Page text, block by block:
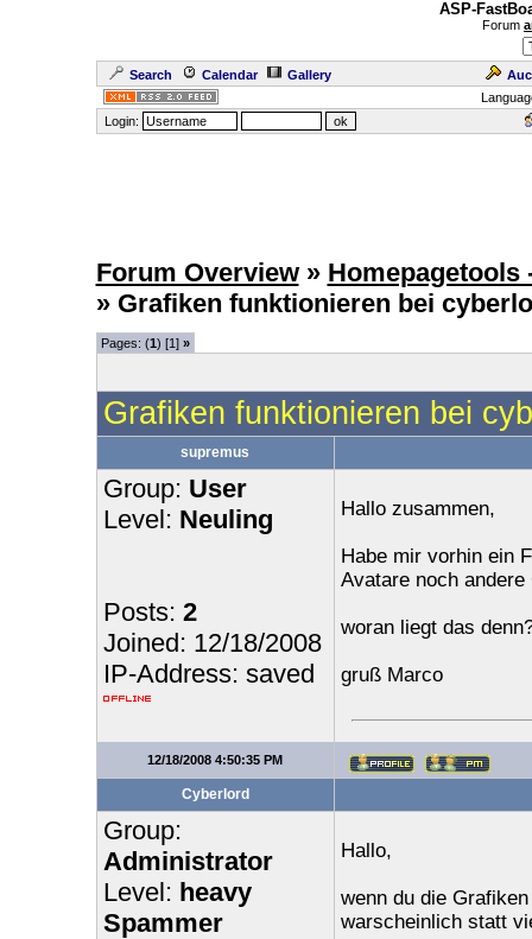
ASP-
Forum
Search Calendar Gallery
Login:
Forum Overview » Homepagetools
» Grafiken funktionieren bei
Pages: (1) [1] »
Grafiken funktionieren bei
supremus
Group: User
Level: Neuling
Posts: 2
Joined: 12/18/2008
IP-Address: saved
Hallo zusammen,
Habe mir vorhin ein
Avatare noch
woran liegt das
gruß Marco
12/18/2008 4:50:35 PM
Cyberlord
Group:
Administrator
Level: heavy
Spammer
Hallo,
wenn du die
warscheinlich statt